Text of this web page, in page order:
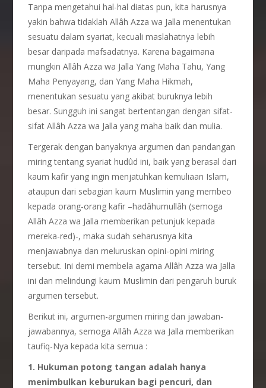
Tanpa mengetahui hal-hal diatas pun, kita harusnya
yakin bahwa tidaklah Allâh Azza wa Jalla menentukan
sesuatu dalam syariat, kecuali maslahatnya lebih
besar daripada mafsadatnya. Karena bagaimana
mungkin Allâh Azza wa Jalla Yang Maha Tahu, Yang
Maha Penyayang, dan Yang Maha Hikmah,
menentukan sesuatu yang akibat buruknya lebih
besar. Sungguh ini sangat bertentangan dengan sifat-
sifat Allâh Azza wa Jalla yang maha baik dan mulia.
Tergerak dengan banyaknya argumen dan pandangan
miring tentang syariat hudûd ini, baik yang berasal dari
kaum kafir yang ingin menjatuhkan kemuliaan Islam,
ataupun dari sebagian kaum Muslimin yang membeo
kepada orang-orang kafir –hadâhumullâh (semoga
Allâh Azza wa Jalla memberikan petunjuk kepada
mereka-red)-, maka sudah seharusnya kita
menjawabnya dan meluruskan opini-opini miring
tersebut. Ini demi membela agama Allâh Azza wa Jalla
ini dan melindungi kaum Muslimin dari pengaruh buruk
argumen tersebut.
Berikut ini, argumen-argumen miring dan jawaban-
jawabannya, semoga Allâh Azza wa Jalla memberikan
taufiq-Nya kepada kita semua :
1. Hukuman potong tangan adalah hanya
menimbulkan keburukan bagi pencuri, dan